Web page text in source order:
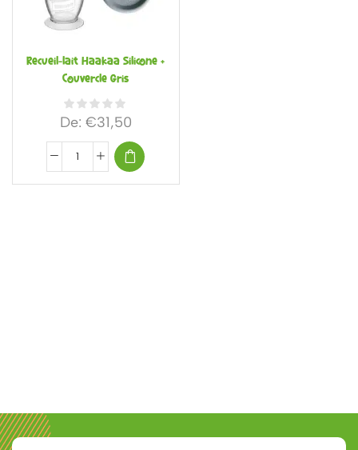
Recueil-lait Haakaa Silicone +
Couvercle Gris
De: €31,50